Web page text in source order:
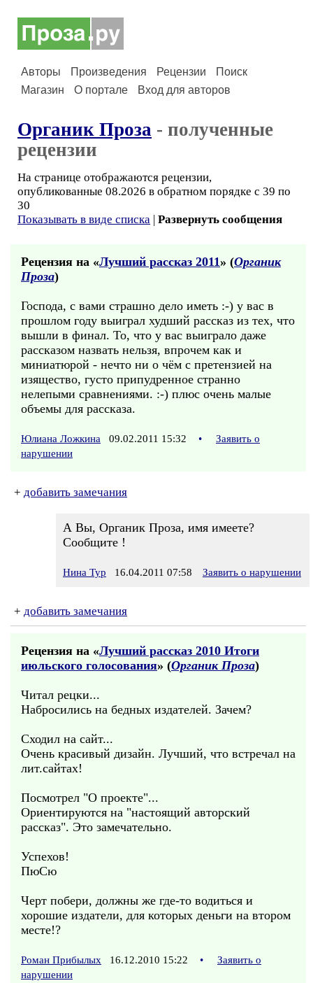
Авторы Произведения Рецензии
Поиск
Магазин
О портале Вход для авторов
Органик Проза - полученные
рецензии
На странице отображаются рецензии,
опубликованные 08.2026 в обратном порядке с 39 по
30
Показывать в виде списка | Развернуть сообщения
Рецензия на «Лучший рассказ 2011» (Органик
Проза)
Господа, с вами страшно дело иметь :-) у вас в
прошлом году выиграл худший рассказ из тех, что
вышли в финал. То, что у вас выиграло даже
рассказом назвать нельзя, впрочем как и
миниатюрой - нечто ни о чём с претензией на
изящество, густо припудренное странно
нелепыми сравнениями. :-) плюс очень малые
объемы для рассказа.
Юлиана Ложкина 09.02.2011 15:32 •
Заявить о
нарушении
+ добавить замечания
А Вы, Органик Проза, имя имеете?
Сообщите !
Нина Тур 16.04.2011 07:58 Заявить о нарушении
+ добавить замечания
Рецензия на «Лучший рассказ 2010 Итоги
июльского голосования» (Органик Проза)
Читал рецки...
Набросились на бедных издателей. Зачем?
Сходил на сайт...
Очень красивый дизайн. Лучший, что встречал на
лит.сайтах!
Посмотрел "О проекте"...
Ориентируются на "настоящий авторский
рассказ". Это замечательно.
Успехов!
ПюСю
Черт побери, должны же где-то водиться и
хорошие издатели, для которых деньги на втором
месте!?
Роман Прибылых 16.12.2010 15:22 •
Заявить о
нарушении